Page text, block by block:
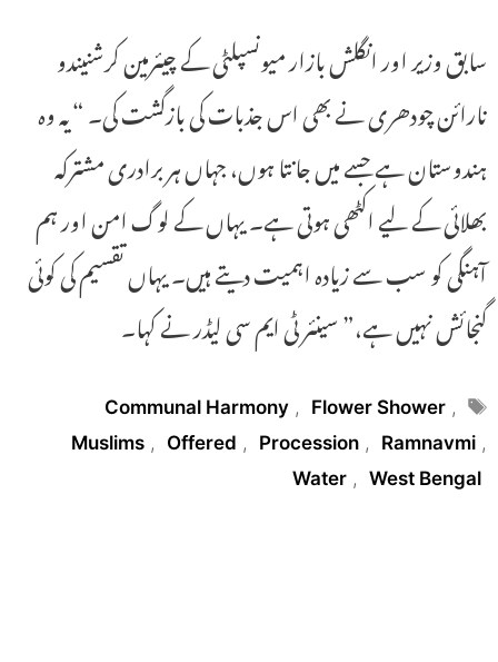
سابق وزیر اور انگلش بازار میونسپلٹی کے چیئرمین کرشنیندو
نارائن چودھری نے بھی اس جذبات کی بازگشت کی۔ “یہ وہ
ہندوستان ہے جسے میں جانتا ہوں، جہاں ہر برادری مشترکہ
بھلائی کے لیے اکٹھی ہوتی ہے۔ یہاں کے لوگ امن اور ہم
آہنگی کو سب سے زیادہ اہمیت دیتے ہیں۔ یہاں تقسیم کی کوئی
گنجائش نہیں ہے،” سینئر ٹی ایم سی لیڈر نے کہا۔
Tags
Communal Harmony , Flower Shower ,
Muslims , Offered , Procession , Ramnavmi ,
Water , West Bengal